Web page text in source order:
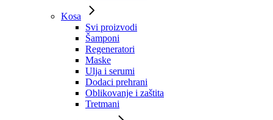
Kosa
Svi proizvodi
Šamponi
Regeneratori
Maske
Ulja i serumi
Dodaci prehrani
Oblikovanje i zaštita
Tretmani